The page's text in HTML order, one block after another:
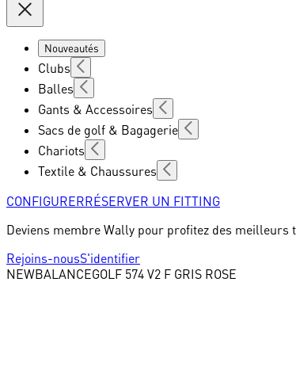
Nouveautés
Clubs
Balles
Gants & Accessoires
Sacs de golf & Bagagerie
Chariots
Textile & Chaussures
CONFIGURERRÉSERVER UN FITTING
Deviens membre Wally pour profitez des meilleurs
Rejoins-nousS'identifier
NEWBALANCEGOLF 574 V2 F GRIS ROSE